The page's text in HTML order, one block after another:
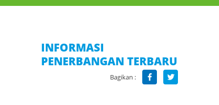
INFORMASI
PENERBANGAN TERBARU
Bagikan :